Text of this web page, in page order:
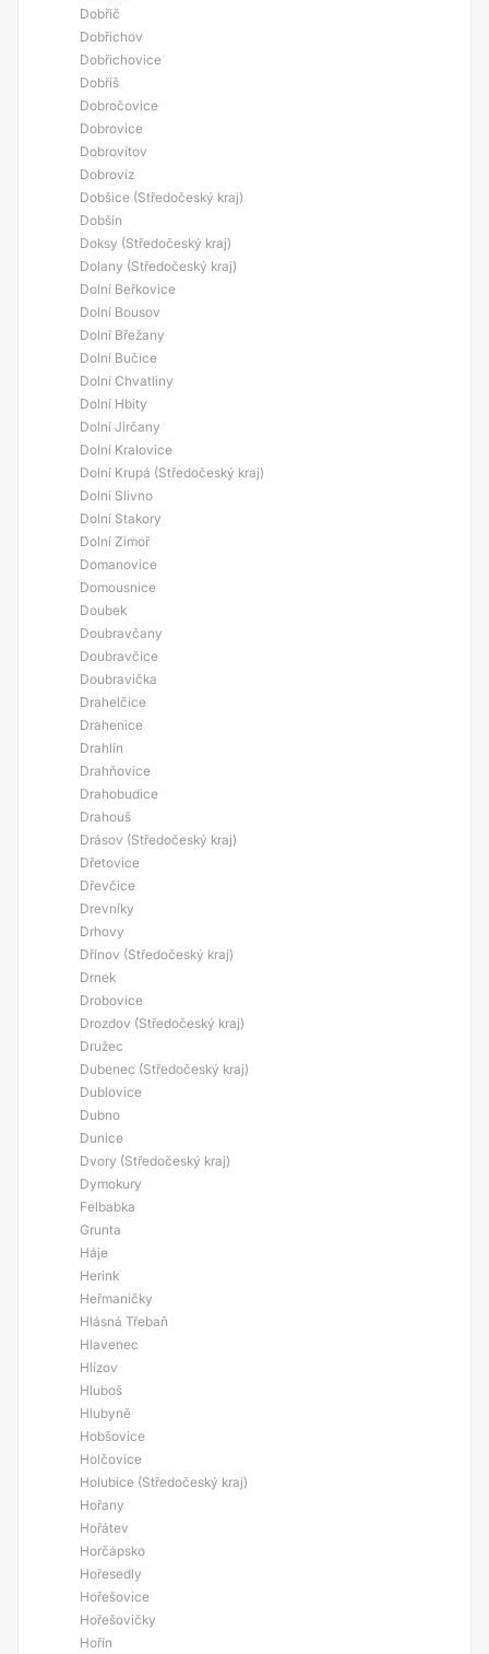
Dobříč
Dobřichov
Dobřichovice
Dobříš
Dobročovice
Dobrovice
Dobrovítov
Dobrovíz
Dobšice (Středočeský kraj)
Dobšín
Doksy (Středočeský kraj)
Dolany (Středočeský kraj)
Dolní Beřkovice
Dolní Bousov
Dolní Břežany
Dolní Bučice
Dolní Chvatliny
Dolní Hbity
Dolní Jirčany
Dolní Kralovice
Dolní Krupá (Středočeský kraj)
Dolní Slivno
Dolní Stakory
Dolní Zimoř
Domanovice
Domousnice
Doubek
Doubravčany
Doubravčice
Doubravička
Drahelčice
Drahenice
Drahlín
Drahňovice
Drahobudice
Drahouš
Drásov (Středočeský kraj)
Dřetovice
Dřevčice
Drevníky
Drhovy
Dřínov (Středočeský kraj)
Drnek
Drobovice
Drozdov (Středočeský kraj)
Družec
Dubenec (Středočeský kraj)
Dublovice
Dubno
Dunice
Dvory (Středočeský kraj)
Dymokury
Felbabka
Grunta
Háje
Herink
Heřmaničky
Hlásná Třebaň
Hlavenec
Hlízov
Hluboš
Hlubyně
Hobšovice
Holčovice
Holubice (Středočeský kraj)
Hořany
Hořátev
Horčápsko
Hořesedly
Hořešovice
Hořešovičky
Hořín